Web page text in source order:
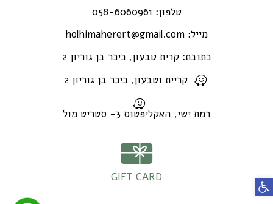
פתח סרגל נגישות
טלפון: 058-6060961
מייל: holhimaherert@gmail.com
כתובת: קרית טבעון, כיכר בן גוריון 2
קריית וטבעון, כיכר בן גוריון 2
רמת ישי, האקליפטוס 3- סטריט מול
GIFT CARD